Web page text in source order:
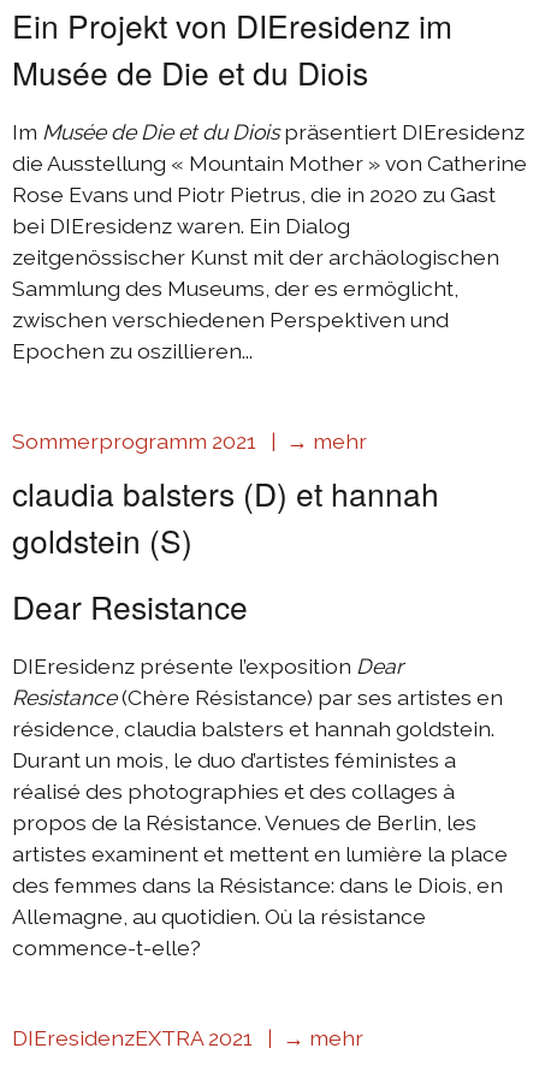
Ein Projekt von DIEresidenz im
Musée de Die et du Diois
Im Musée de Die et du Dioispräsentiert DIEresidenz
die Ausstellung « Mountain Mother » von Catherine
Rose Evans und Piotr Pietrus, die in 2020 zu Gast
bei DIEresidenz waren. Ein Dialog
zeitgenössischer Kunst mit der archäologischen
Sammlung des Museums, der es ermöglicht,
zwischen verschiedenen Perspektiven und
Epochen zu oszillieren...
Sommerprogramm 2021 | → mehr
claudia balsters (D) et hannah
goldstein (S)
Dear Resistance
DIEresidenz présente l’exposition Dear
Resistance(Chère Résistance) par ses artistes en
résidence, claudia balsters et hannah goldstein.
Durant un mois, le duo d’artistes féministes a
réalisé des photographies et des collages à
propos de la Résistance. Venues de Berlin, les
artistes examinent et mettent en lumière la place
des femmes dans la Résistance: dans le Diois, en
Allemagne, au quotidien. Où la résistance
commence-t-elle?
DIEresidenzEXTRA 2021 | → mehr